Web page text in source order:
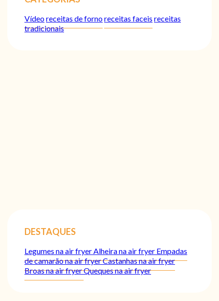
Vídeoreceitas de fornoreceitas faceis receitas
tradicionais
DESTAQUES
Legumes na air fryer Alheira na air fryer Empadas
de camarão na air fryerCastanhas na air fryer
Broas na air fryerQueques na air fryer